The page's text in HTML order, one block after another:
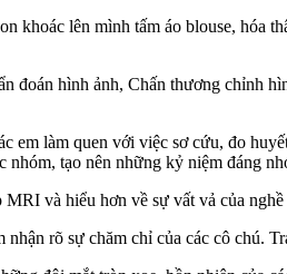
lên mình tấm áo blouse, hóa
đoán hình ảnh, Chấn thương chỉnh
làm quen với việc sơ cứu, đo
nhóm, tạo nên những kỷ niệm đáng
và hiểu hơn về sự vất vả của nghề
rõ sự chăm chỉ của các cô chú.